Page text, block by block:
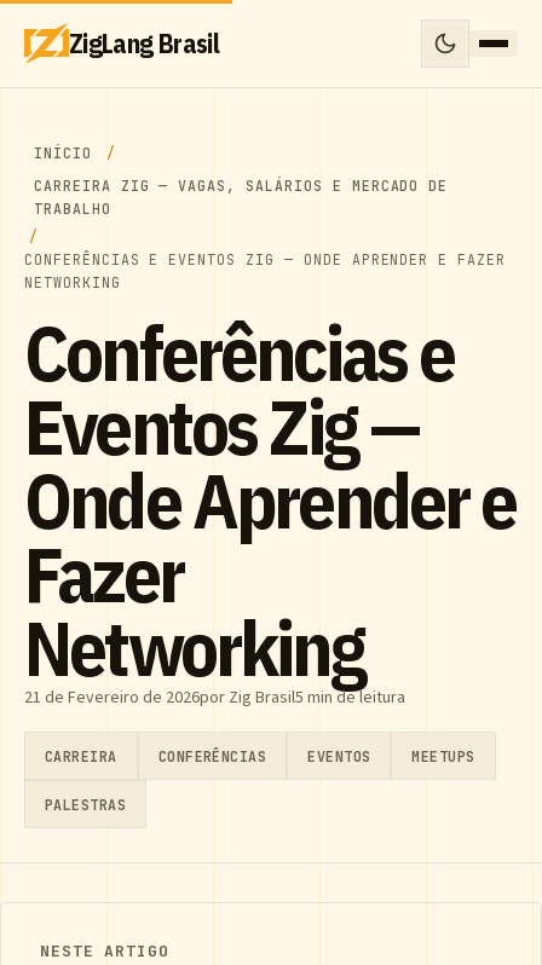
ZigLang Brasil
INÍCIO
CARREIRA ZIG — VAGAS, SALÁRIOS E MERCADO DE
TRABALHO
CONFERÊNCIAS E EVENTOS ZIG — ONDE APRENDER E FAZER
NETWORKING
Conferências e
Eventos Zig —
Onde Aprender e
Fazer
Networking
21 de Fevereiro de 2026por Zig Brasil5 min de leitura
CARREIRA CONFERÊNCIAS EVENTOS MEETUPS
PALESTRAS
NESTE ARTIGO